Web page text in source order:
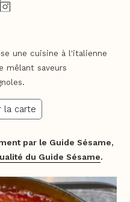
une cuisine à l'italienne
mêlant saveurs
carte
par le Guide Sésame,
du Guide Sésame.